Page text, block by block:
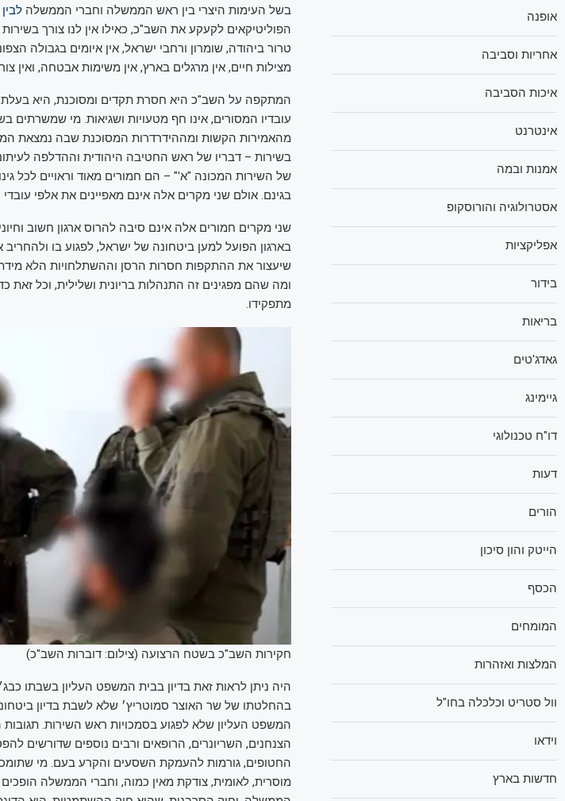
בשל העימות היצרי בין ראש הממשלה וחברי הממשלה
הפוליטיקאים לקעקע את השב"כ, כאילו אין לנו צורך
טרור ביהודה, שומרון ורחבי ישראל, אין איומים בגבולה
מצילות חיים, אין מרגלים בארץ, אין משימות אבטחה, ואין
המתקפה על השב"כ היא חסרת תקדים ומסוכנת, היא בעלת
עובדיו המסורים, אינו חף מטעויות ושגיאות. מי
מהאמירות הקשות ומההידרדרות המסוכנת שבה נמצאת
בשירות – דבריו של ראש החטיבה היהודית וההדלפה
של השירות המכונה "א'" – הם חמורים מאוד וראויים לכל
בגינם. אולם שני מקרים אלה אינם מאפיינים את אלפי עובדי
שני מקרים חמורים אלה אינם סיבה להרוס ארגון חשוב
בארגון הפועל למען ביטחונה של ישראל, לפגוע בו ולהחריב
שיעצור את ההתקפות חסרות הרסן וההשתלחויות הלא
ומה שהם מפגינים זה התנהלות בריונית ושלילית, וכל
מתפקידו.
חקירות השב"כ בשטח הרצועה (צילום: דוברות השב"כ)
היה ניתן לראות זאת בדיון בבית המשפט העליון בשבתו
בהחלטתו של שר האוצר סמוטריץ׳ שלא לשבת בדיון
המשפט העליון שלא לפגוע בסמכויות ראש השירות.
החטופים, גורמות להעמקת השסעים והקרע בעם. מי
מוסרית, לאומית, צודקת מאין כמוה, וחברי הממשלה
אופנה
אחריות וסביבה
איכות הסביבה
אינטרנט
אמנות ובמה
אסטרולוגיה והורוסקופ
אפליקציות
בידור
בריאות
גאדג'טים
גיימינג
דו"ח טכנולוגי
דעות
הורים
הייטק והון סיכון
הכסף
המומחים
המלצות ואזהרות
וול סטריט וכלכלה בחו"ל
וידאו
חדשות בארץ